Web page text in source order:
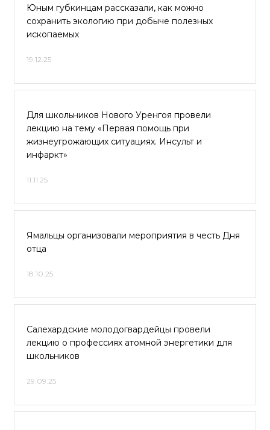
Юным губкинцам рассказали, как можно
сохранить экологию при добыче полезных
ископаемых
19.12.25
Для школьников Нового Уренгоя провели
лекцию на тему «Первая помощь при
жизнеугрожающих ситуациях. Инсульт и
инфаркт»
11.11.25
Ямальцы организовали мероприятия в честь Дня
отца
18.10.25
Салехардские молодогвардейцы провели
лекцию о профессиях атомной энергетики для
школьников
29.09.25